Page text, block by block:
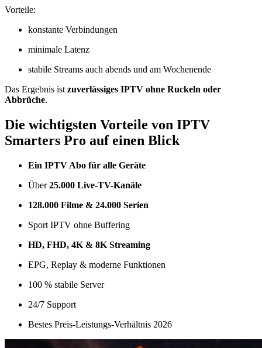
Vorteile:
konstante Verbindungen
minimale Latenz
stabile Streams auch abends und am Wochenende
Das Ergebnis ist zuverlässiges IPTV ohne Ruckeln oder
Abbrüche.
Die wichtigsten Vorteile von IPTV
Smarters Pro auf einen Blick
Ein IPTV Abo für alle Geräte
Über25.000 Live-TV-Kanäle
128.000 Filme & 24.000 Serien
Sport IPTV ohne Buffering
HD, FHD, 4K & 8K Streaming
EPG, Replay & moderne Funktionen
100 % stabile Server
24/7 Support
Bestes Preis-Leistungs-Verhältnis 2026